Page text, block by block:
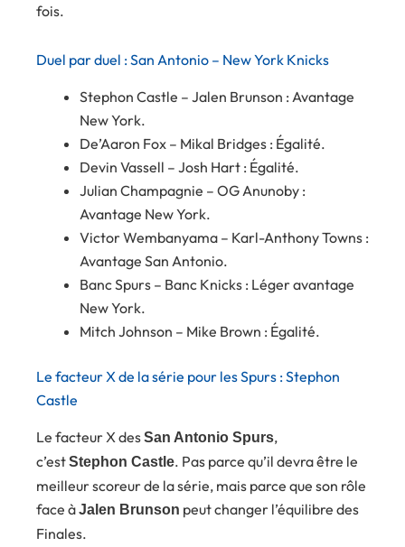
fois.
Duel par duel : San Antonio – New York Knicks
Stephon Castle – Jalen Brunson : Avantage
New York.
De’Aaron Fox – Mikal Bridges : Égalité.
Devin Vassell – Josh Hart : Égalité.
Julian Champagnie – OG Anunoby :
Avantage New York.
Victor Wembanyama – Karl-Anthony Towns :
Avantage San Antonio.
Banc Spurs – Banc Knicks : Léger avantage
New York.
Mitch Johnson – Mike Brown : Égalité.
Le facteur X de la série pour les Spurs : Stephon
Castle
Le facteur X desSan Antonio Spurs,
c’estStephon Castle. Pas parce qu’il devra être le
meilleur scoreur de la série, mais parce que son rôle
face àJalen Brunson peut changer l’équilibre des
Finales.